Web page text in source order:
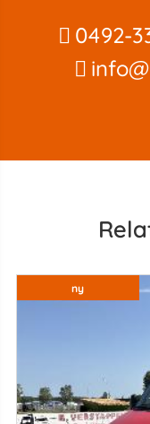
0492-
ny